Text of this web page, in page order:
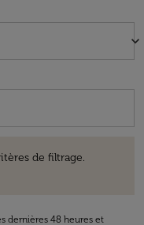
keyboard_arrow_down
de filtrage.
dernières 48 heures et